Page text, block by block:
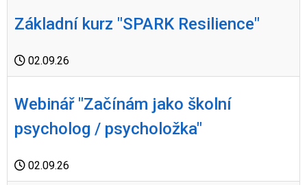
Základní kurz "SPARK Resilience"
02.09.26
Webinář "Začínám jako školní
psycholog / psycholožka"
02.09.26